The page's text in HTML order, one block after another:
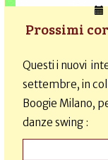
Prossimi
Questi i nuovi
settembre, in
Boogie Milano,
danze swing :